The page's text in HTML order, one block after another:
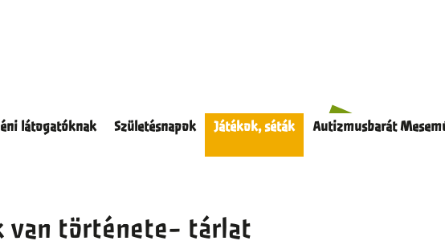
látogatóknak Születésnapok Játékok, séták Autizmusbarát
van története- tárlat